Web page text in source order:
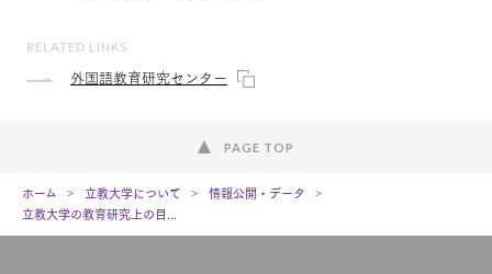
RELATED LINKS
外国語教育研究センター
PAGE TOP
ホーム 立教大学について
情報公開・データ
立教大学の教育研究上の目...